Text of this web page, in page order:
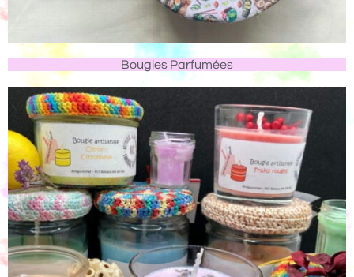
Bougies Parfumées